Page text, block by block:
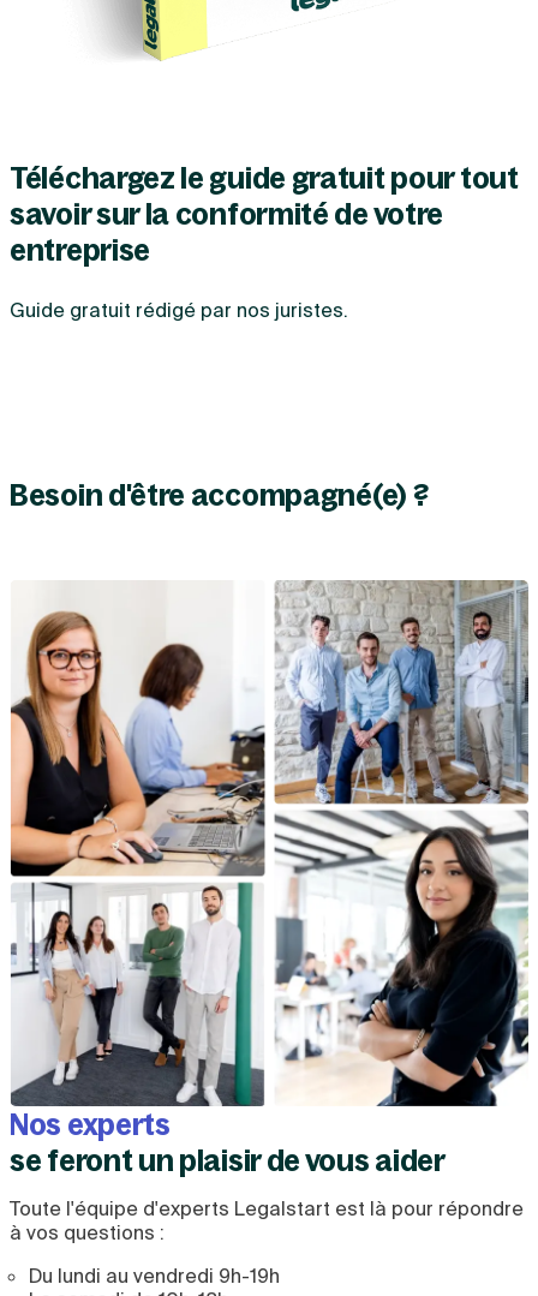
Téléchargez le guide gratuit pour tout
savoir sur la conformité de votre
entreprise
Guide gratuit rédigé par nos juristes.
Besoin d'être accompagné(e) ?
Nos experts
se feront un plaisir de vous aider
Toute l'équipe d'experts Legalstart est là pour répondre
à vos questions :
Du lundi au vendredi 9h-19h